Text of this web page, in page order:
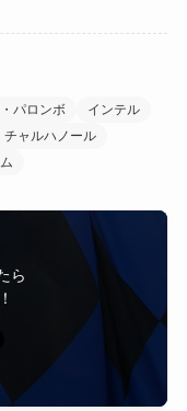
パロンボ
インテル
チャルハノール
ら